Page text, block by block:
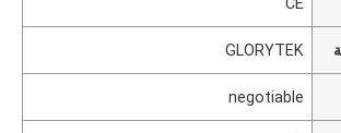
GLORYTEK
negotiable